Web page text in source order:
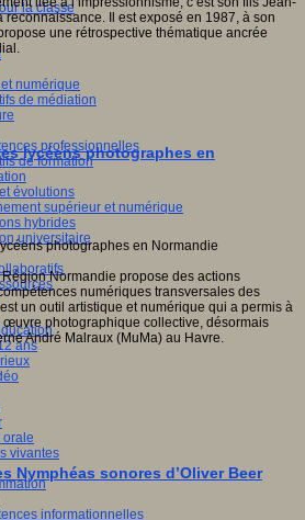
la classe
numérique
de médiation
professionnelles
de formation
évolutions
supérieur et numérique
hybrides
universitaire
ans
orale
vivantes
informationnelles
Il est exposé en 1987, à son
une rétrospective thématique ancrée
lycéens photographes en
Normandie propose des actions
numériques transversales des
un outil artistique et numérique qui a permis à
photographique collective, désormais
André Malraux (MuMa) au Havre.
Nymphéas sonores d’Oliver Beer